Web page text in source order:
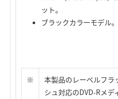
ット。
ブラックカラーモデル。
※
本製品のレーベルフラ
シュ対応のDVD-Rメ